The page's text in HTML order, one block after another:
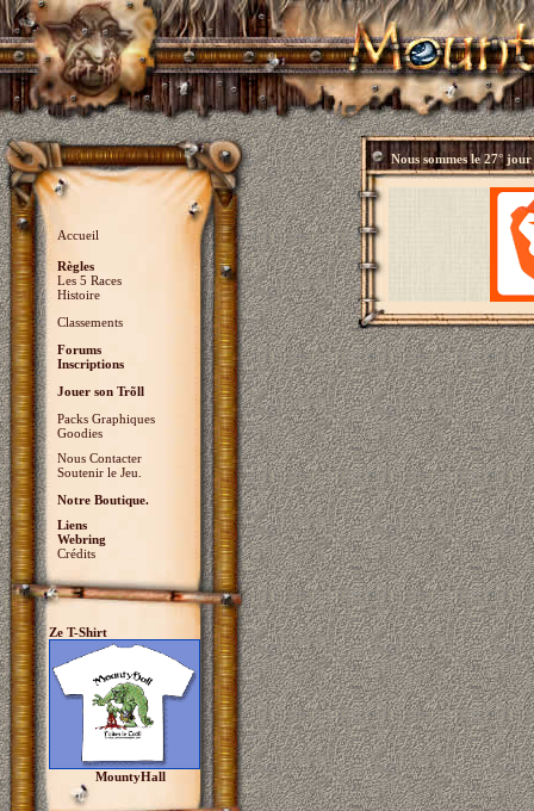
Accueil
Règles
Les 5 Races
Histoire
Classements
Forums
Inscriptions
Jouer son Trõll
Packs Graphiques
Goodies
Nous Contacter
Soutenir le Jeu.
Notre Boutique.
Liens
Webring
Crédits
Ze T-Shirt
MountyHall
Nous sommes le27° jour